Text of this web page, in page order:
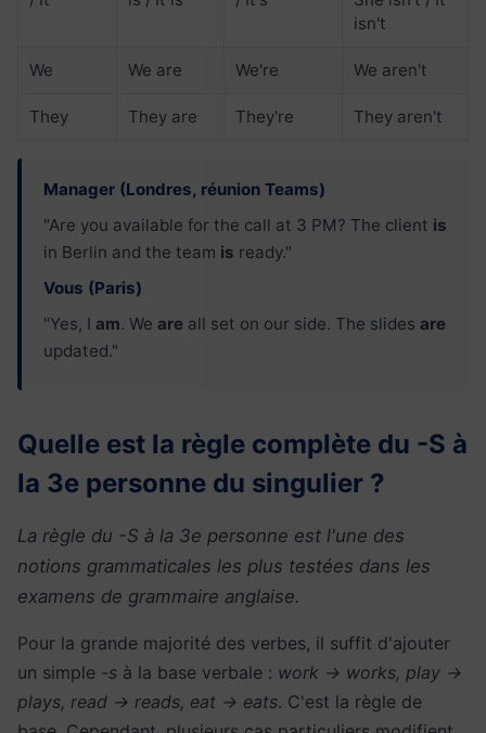
isn't
We We are We're We aren't
They They are They're They aren't
Manager (Londres, réunion Teams)
"Are you available for the call at 3 PM? The client is
in Berlin and the team is ready."
Vous (Paris)
"Yes, I am. We are all set on our side. The slides are
updated."
Quelle est la règle complète du -S à
la 3e personne du singulier ?
La règle du -S à la 3e personne est l'une des
notions grammaticales les plus testées dans les
examens de grammaire anglaise.
Pour la grande majorité des verbes, il suffit d'ajouter
un simple -s à la base verbale : work → works, play →
plays, read → reads, eat → eats. C'est la règle de